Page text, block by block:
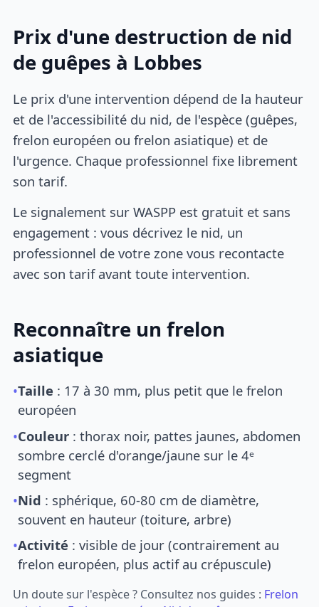
Prix d'une destruction de nid
de guêpes à Lobbes
Le prix d'une intervention dépend de la hauteur
et de l'accessibilité du nid, de l'espèce (guêpes,
frelon européen ou frelon asiatique) et de
l'urgence. Chaque professionnel fixe librement
son tarif.
Le signalement sur WASPP est gratuit et sans
engagement : vous décrivez le nid, un
professionnel de votre zone vous recontacte
avec son tarif avant toute intervention.
Reconnaître un frelon
asiatique
•Taille : 17 à 30 mm, plus petit que le frelon
européen
•Couleur : thorax noir, pattes jaunes, abdomen
sombre cerclé d'orange/jaune sur le 4ᵉ
segment
•Nid : sphérique, 60-80 cm de diamètre,
souvent en hauteur (toiture, arbre)
•Activité : visible de jour (contrairement au
frelon européen, plus actif au crépuscule)
Un doute sur l'espèce ? Consultez nos guides : Frelon